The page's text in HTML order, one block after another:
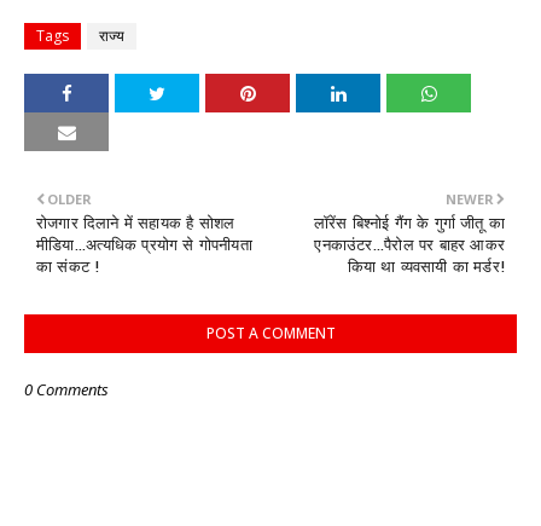
Tags राज्य
NEWER
लॉरेंस बिश्नोई गैंग के गुर्गा जीतू का
एनकाउंटर...पैरोल पर बाहर आकर
किया था व्यवसायी का मर्डर!
OLDER
रोजगार दिलाने में सहायक है सोशल
मीडिया...अत्यधिक प्रयोग से गोपनीयता
का संकट !
POST A COMMENT
0 Comments